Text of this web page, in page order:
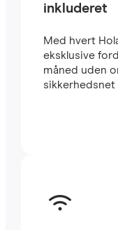
inkluderet
Med hvert
eksklusive
måned uden